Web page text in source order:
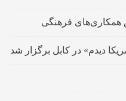
همکاری‌های فرهنگی
دیدم» در کابل برگزار شد